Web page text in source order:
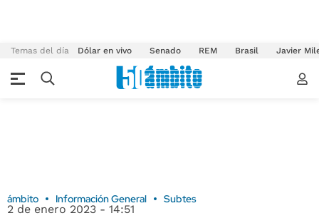
Temas del día Dólar en vivo Senado REM Brasil Javier
ámbito Información General Subtes
2 de enero 2023 - 14:51